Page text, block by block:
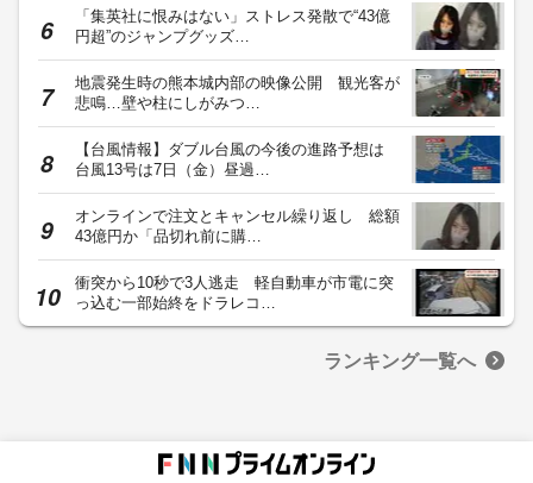
「集英社に恨みはない」ストレス発散で“43億
円超”のジャンプグッズ…
地震発生時の熊本城内部の映像公開 観光客が
悲鳴…壁や柱にしがみつ…
【台風情報】ダブル台風の今後の進路予想は
台風13号は7日（金）昼過…
オンラインで注文とキャンセル繰り返し 総額
43億円か「品切れ前に購…
衝突から10秒で3人逃走 軽自動車が市電に突
っ込む一部始終をドラレコ…
ランキング一覧へ